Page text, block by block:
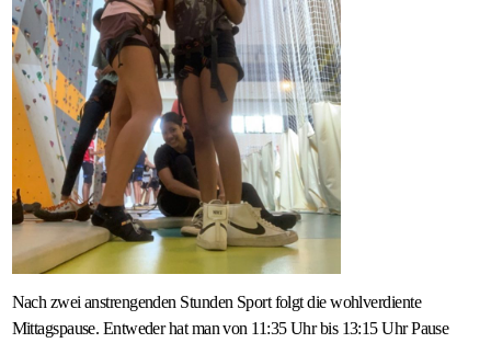
Nach zwei anstrengenden Stunden Sport folgt die wohlverdiente
Mittagspause. Entweder hat man von 11:35 Uhr bis 13:15 Uhr Pause